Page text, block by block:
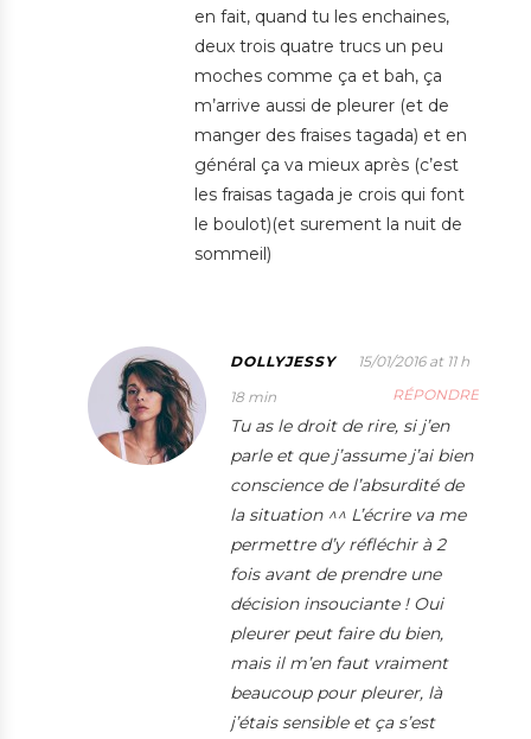
en fait, quand tu les enchaines,
deux trois quatre trucs un peu
moches comme ça et bah, ça
m’arrive aussi de pleurer (et de
manger des fraises tagada) et en
général ça va mieux après (c’est
les fraisas tagada je crois qui font
le boulot)(et surement la nuit de
sommeil)
DOLLYJESSY
15/01/2016 at 11 h
18 min
RÉPONDRE
Tu as le droit de rire, si j’en
parle et que j’assume j’ai bien
conscience de l’absurdité de
la situation ^^ L’écrire va me
permettre d’y réfléchir à 2
fois avant de prendre une
décision insouciante ! Oui
pleurer peut faire du bien,
mais il m’en faut vraiment
beaucoup pour pleurer, là
j’étais sensible et ça s’est